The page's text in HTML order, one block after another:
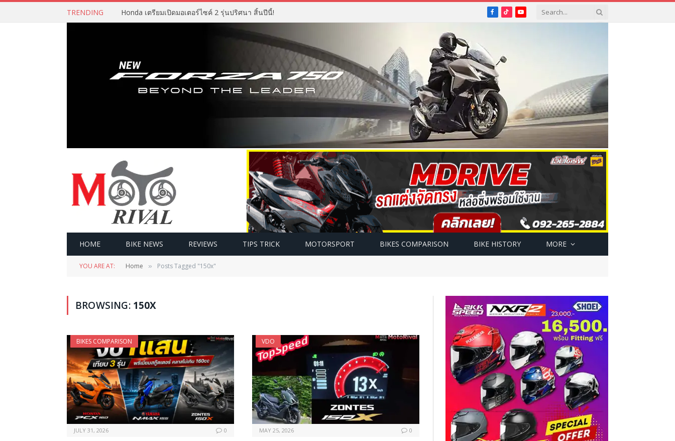
TRENDING Honda เตรียมเปิดมอเตอร์ไซค์ 2 รุ่นปริศนา สิ้นปีนี้! Facebook
TikTokYouTube
HOME BIKE NEWS REVIEWS TIPS TRICK MOTORSPORT BIKES COMPARISON BIKE HISTORY MORE
YOU ARE AT: Home » Posts Tagged "150x"
BROWSING: 150X
BIKES COMPARISON
JULY 31, 2026 0
VDO
MAY 25, 2026 0